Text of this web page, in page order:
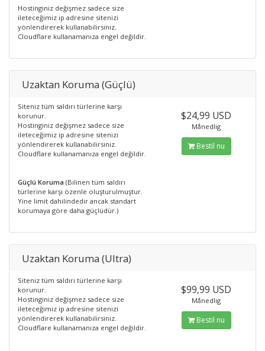
Hostinginiz değişmez sadece size
ileteceğimiz ip adresine sitenizi
yönlendirerek kullanabilirsiniz.
Cloudflare kullanamanıza engel değildir.
Uzaktan Koruma (Güçlü)
Siteniz tüm saldırı türlerine karşı
korunur.
Hostinginiz değişmez sadece size
ileteceğimiz ip adresine sitenizi
yönlendirerek kullanabilirsiniz.
Cloudflare kullanamanıza engel değildir.
Güçlü Koruma (Bilinen tüm saldırı
türlerine karşı özenle oluşturulmuştur.
Yine limit dahilindedir ancak standart
korumaya göre daha güçlüdür.)
$24,99 USD
Månedlig
Bestil nu
Uzaktan Koruma (Ultra)
Siteniz tüm saldırı türlerine karşı
korunur.
Hostinginiz değişmez sadece size
ileteceğimiz ip adresine sitenizi
yönlendirerek kullanabilirsiniz.
Cloudflare kullanamanıza engel değildir.
$99,99 USD
Månedlig
Bestil nu